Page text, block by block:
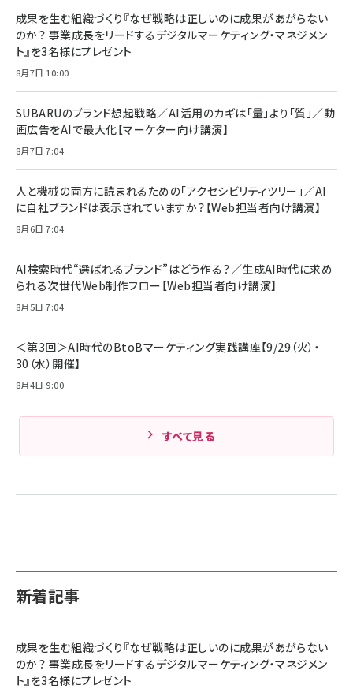
新着記事
成果を生む組織づくり『なぜ戦略は正しいのに成果があがらない
のか？ 事業成長をリードするデジタルマーケティング・マネジメン
ト』を3名様にプレゼント
成果を生む組織づくり『なぜ戦略は正しいのに成果があがらない
のか？ 事業成長をリードするデジタルマーケティング・マネジメン
ト』を3名様にプレゼント
8月7日 10:00
SUBARUのブランド想起戦略／AI活用のカギは「量」より「質」／動
画広告をAIで最大化【マーケター向け講演】
8月7日 7:04
人と機械の両方に読まれるための「アクセシビリティツリー」／AI
に自社ブランドは表示されていますか？【Web担当者向け講演】
8月6日 7:04
AI検索時代“選ばれるブランド”はどう作る？／生成AI時代に求め
られる次世代Web制作フロー【Web担当者向け講演】
8月5日 7:04
＜第3回＞AI時代のBtoBマーケティング実践講座【9/29（火）・
30（水）開催】
8月4日 9:00
すべて見る